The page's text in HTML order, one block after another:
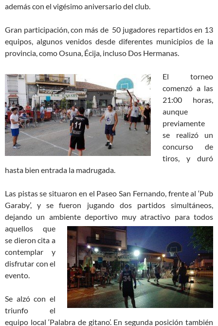
además con el vigésimo aniversario del club.
Gran participación, con más de 50 jugadores repartidos en 13
equipos, algunos venidos desde diferentes municipios de la
provincia, como Osuna, Écija, incluso Dos Hermanas.
El torneo
comenzó a las
21:00 horas,
aunque
previamente
se realizó un
concurso de
tiros, y duró
hasta bien entrada la madrugada.
Las pistas se situaron en el Paseo San Fernando, frente al ‘Pub
Garaby’, y se fueron jugando dos partidos simultáneos,
dejando un ambiente deportivo muyatractivo para todos
aquellos que
se dieron cita a
contemplar y
disfrutar con el
evento.
Se alzó con el
triunfo el
equipo local ‘Palabra de gitano’. En segunda posición también